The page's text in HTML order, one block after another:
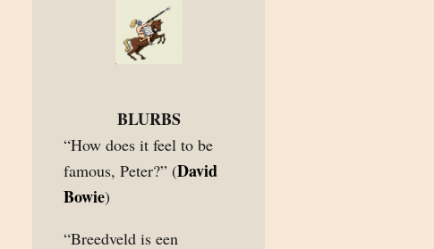
BLURBS
“How does it feel to be
famous, Peter?” (David
Bowie)
“Breedveld is een